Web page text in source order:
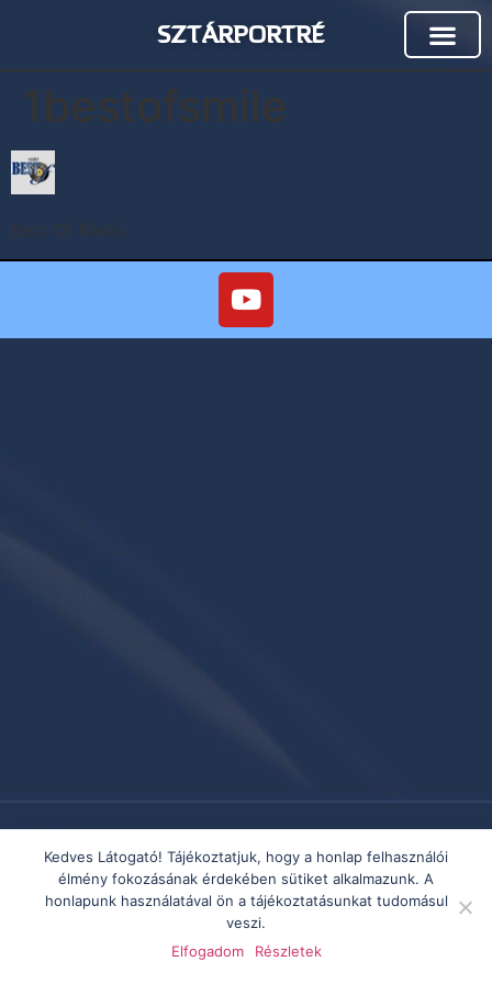
SZTÁRPORTRÉ
1bestofsmile
Best Of Rádió
Kedves Látogató! Tájékoztatjuk, hogy a honlap felhasználói
élmény fokozásának érdekében sütiket alkalmazunk. A
honlapunk használatával ön a tájékoztatásunkat tudomásul
veszi.
Elfogadom
Részletek